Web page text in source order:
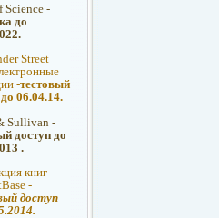
Science -
до
Street
-тестовый
06.04.14.
Sullivan -
доступ до
.
книг
-
доступ